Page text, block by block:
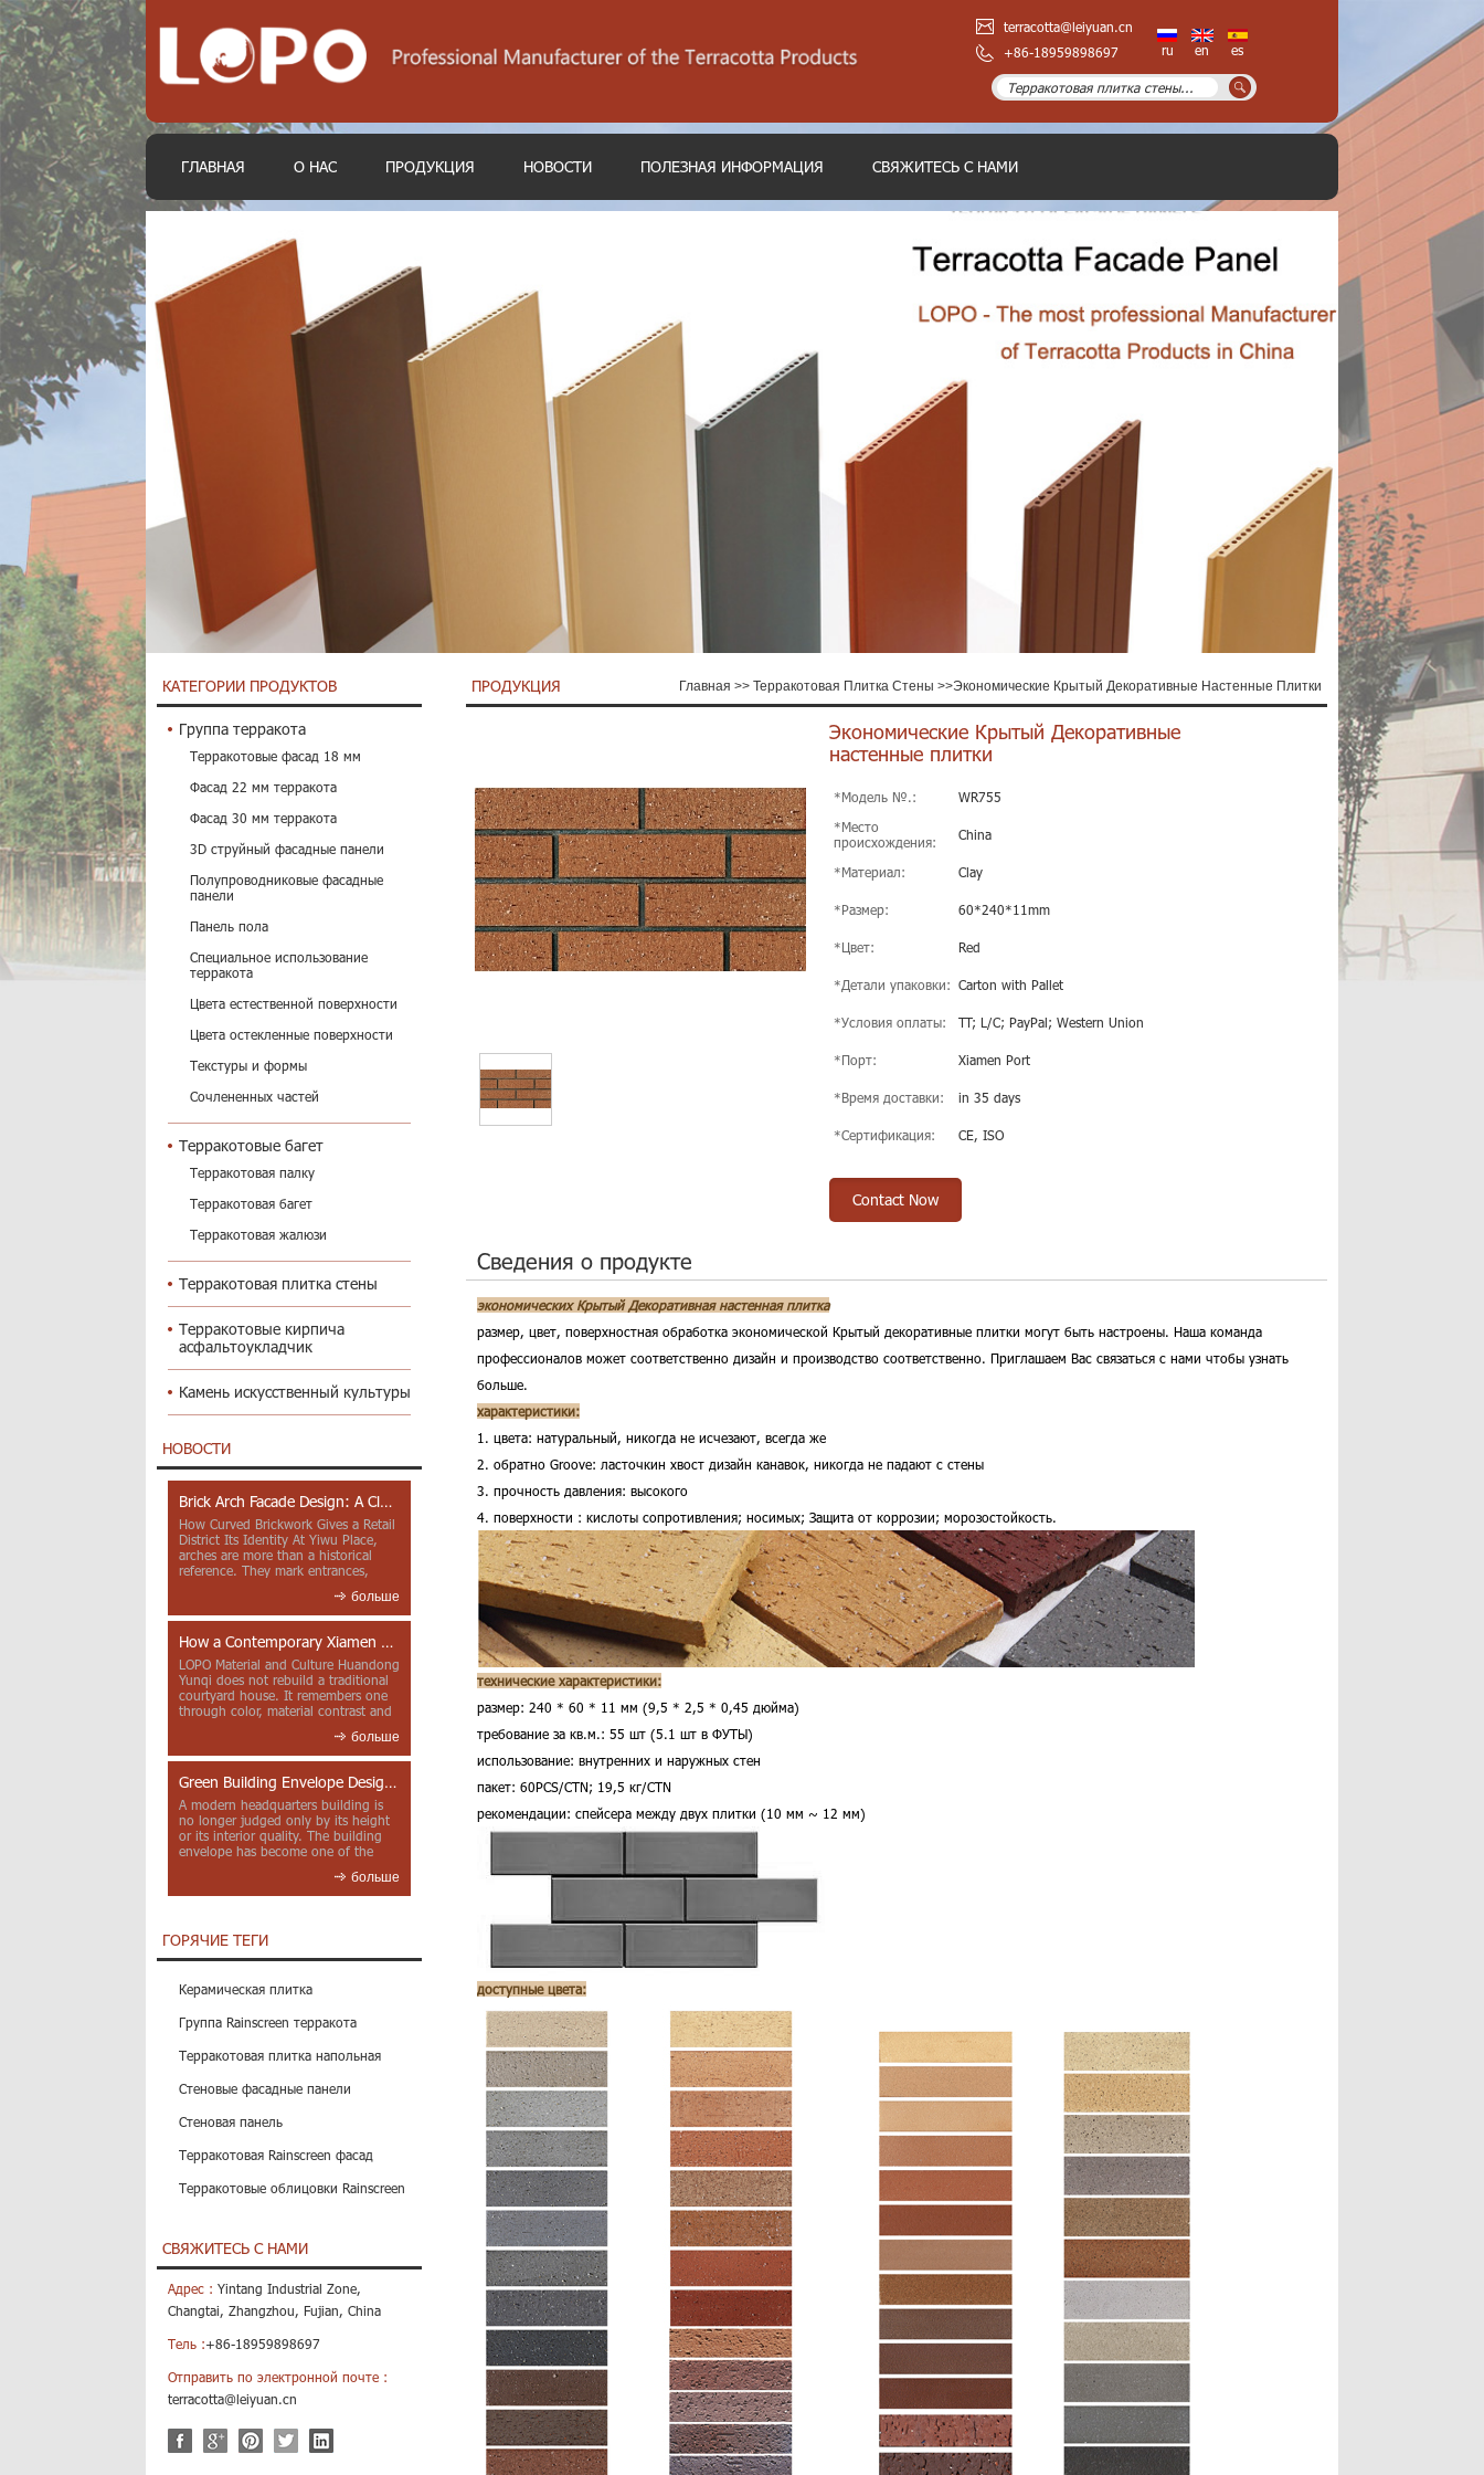
terracotta@leiyuan.cn
+86-18959898697
ru en es
ГЛАВНАЯ О НАС ПРОДУКЦИЯ НОВОСТИ ПОЛЕЗНАЯ ИНФОРМАЦИЯ СВЯЖИТЕСЬ С НАМИ
КАТЕГОРИИ ПРОДУКТОВ
Группа терракота
Терракотовые фасад 18 мм
Фасад 22 мм терракота
Фасад 30 мм терракота
3D струйный фасадные панели
Полупроводниковые фасадные
панели
Панель пола
Специальное использование
терракота
Цвета естественной поверхности
Цвета остекленные поверхности
Текстуры и формы
Сочлененных частей
Терракотовые багет
Терракотовая палку
Терракотовая багет
Терракотовая жалюзи
Терракотовая плитка стены
Терракотовые кирпича
асфальтоукладчик
Камень искусственный культуры
НОВОСТИ
Brick Arch Facade Design: A Closer Look at Yiwu Place
How Curved Brickwork Gives a Retail
District Its Identity At Yiwu Place,
arches are more than a historical
reference. They mark entrances,
больше
How a Contemporary Xiamen Project Reframes Minnan Red Brick
LOPO Material and Culture Huandong
Yunqi does not rebuild a traditional
courtyard house. It remembers one
through color, material contrast and
больше
Green Building Envelope Design: Clay Sunscreen Fins for Modern Headquarters Architecture
A modern headquarters building is
no longer judged only by its height
or its interior quality. The building
envelope has become one of the
больше
ГОРЯЧИЕ ТЕГИ
Керамическая плитка
Группа Rainscreen терракота
Терракотовая плитка напольная
Стеновые фасадные панели
Стеновая панель
Терракотовая Rainscreen фасад
Терракотовые облицовки Rainscreen
СВЯЖИТЕСЬ С НАМИ
Адрес : Yintang Industrial Zone,
Changtai, Zhangzhou, Fujian, China
Тель :+86-18959898697
Отправить по электронной почте :
terracotta@leiyuan.cn
ПРОДУКЦИЯ Главная >> Терракотовая Плитка Стены >>Экономические Крытый Декоративные Настенные Плитки
Экономические Крытый Декоративные
настенные плитки
*Модель №.:
WR755
*Место
происхождения:
China
*Материал: Clay
*Размер: 60*240*11mm
*Цвет: Red
*Детали упаковки: Carton with Pallet
*Условия оплаты: TT; L/C; PayPal; Western Union
*Порт: Xiamen Port
*Время доставки: in 35 days
*Сертификация: CE, ISO
Contact Now
Сведения о продукте
экономических Крытый Декоративная настенная плитка
размер, цвет, поверхностная обработка экономической Крытый декоративные плитки могут быть настроены. Наша команда
профессионалов может соответственно дизайн и производство соответственно. Приглашаем Вас связаться с нами чтобы узнать
больше.
характеристики:
1. цвета: натуральный, никогда не исчезают, всегда же
2. обратно Groove: ласточкин хвост дизайн канавок, никогда не падают с стены
3. прочность давления: высокого
4. поверхности : кислоты сопротивления; носимых; Защита от коррозии; морозостойкость.
технические характеристики:
размер: 240 * 60 * 11 мм (9,5 * 2,5 * 0,45 дюйма)
требование за кв.м.: 55 шт (5.1 шт в ФУТЫ)
использование: внутренних и наружных стен
пакет: 60PCS/CTN; 19,5 кг/CTN
рекомендации: спейсера между двух плитки (10 мм ~ 12 мм)
доступные цвета: